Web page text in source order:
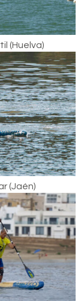
(Huelva)
(Jaén)